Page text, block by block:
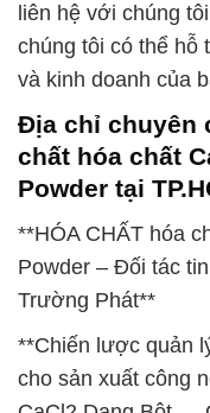
liên hệ với chúng
chúng tôi có thể hỗ
và kinh doanh của
Địa chỉ chuyên
chất hóa chất
Powder tại
**HÓA CHẤT hóa
Powder – Đối tác
Trường Phát**
**Chiến lược quản
cho sản xuất công